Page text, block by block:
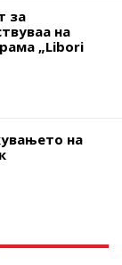
за
на
„Libori
на